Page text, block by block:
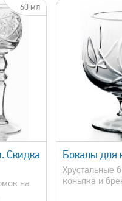
60 мл
Скидка
на
Бокалы для
Хрустальные
коньяка и